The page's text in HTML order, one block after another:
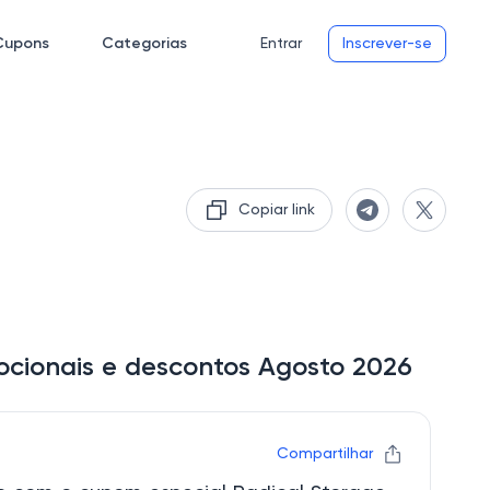
Categorias Entrar Inscrever-se
Copiar link
e descontos Agosto 2026
Compartilhar